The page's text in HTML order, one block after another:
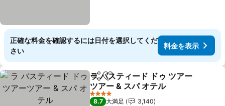
正確な料金を確認するには日付を選択してくだ
さい
料金を表示
シェアお気に入りに追加
ラ バスティード ドゥ ツアー
ツアー & スパ オテル
料金を表示
4 ホテルのランク
8.7 大満足
3,140